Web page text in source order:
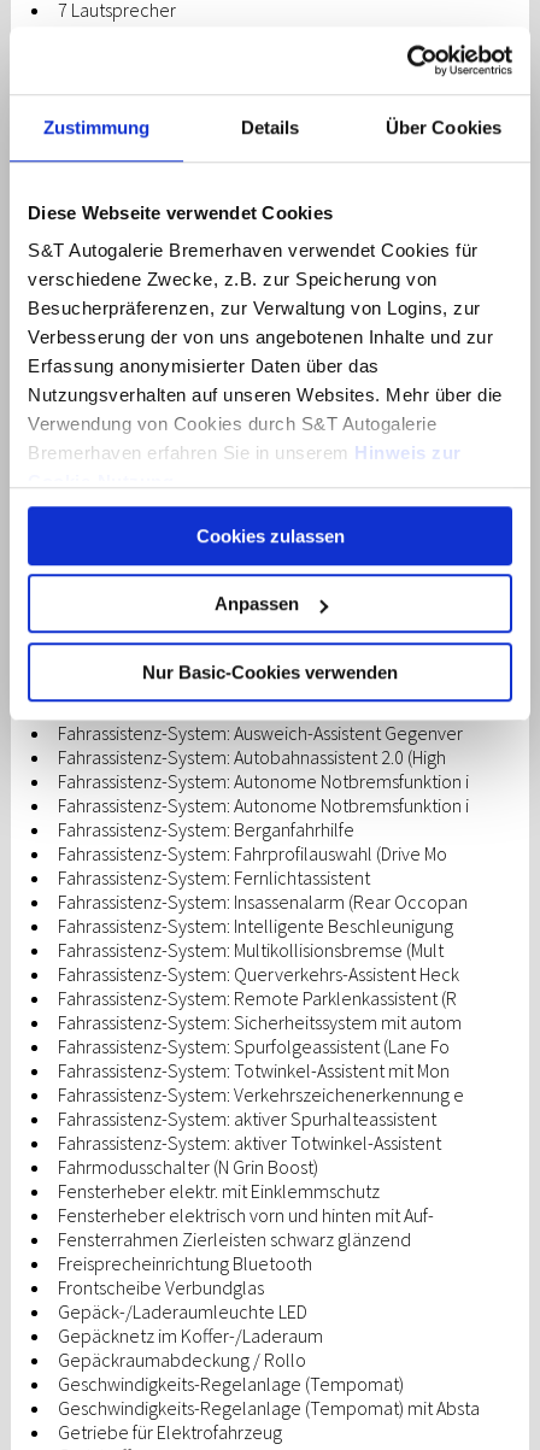
Zustimmung Details Über Cookies
Diese Webseite verwendet Cookies
S&T Autogalerie Bremerhaven verwendet Cookies für
verschiedene Zwecke, z.B. zur Speicherung von
Besucherpräferenzen, zur Verwaltung von Logins, zur
Verbesserung der von uns angebotenen Inhalte und zur
Erfassung anonymisierter Daten über das
Nutzungsverhalten auf unseren Websites. Mehr über die
Verwendung von Cookies durch S&T Autogalerie
Bremerhaven erfahren Sie in unserem Hinweis zur
Über dieses Banner können Sie auswählen, welche
Cookies von dieser Website Sie akzeptieren möchten.
Bitte beachten Sie, dass die Deaktivierung von Cookies
dazu führen kann, dass einige Inhalte der Website anders
Computer oder Gerät ermöglicht es Ihnen
Cookies automatisch abzulehnen. Mehr Informationen
erhalten Sie in unserer Datenschutzerklärung.
Cookies zulassen
Anpassen
Nur Basic-Cookies verwenden
7 Lautsprecher
Aktives Bremslicht (ESS)
Akustikglas Türscheiben seitlich
Ambiente-Beleuchtung
Anti-Blockier-System (ABS)
Antriebsart: Allradantrieb
Audiosystem: Radio RDS
Außenspiegel Oberschale schwarz (Hochglanz)
Außenspiegel Unterschale schwarz lackiert
Außenspiegel elektr. anklappbar
Außenspiegel elektr. verstell- und heizbar beide
Batterieheizsystem
Blinkleuchten LED in Außenspiegel integriert
Bremsscheiben vorn / hinten: 400 mm / 360 mm
Differentialsperre (Hinterachse) elektrisch (e-LS
Einparkhilfe seitlich
Elektromotor 448 kW / Boost 478 kW (cont. 159 kW
Elektron. Stabilitätskontrolle (ESC) mit Bremsass
Fahrassistenz-System: Aufmerksamkeits-Assistent
Fahrassistenz-System: Ausstiegswarnung
Fahrassistenz-System: Ausweich-Assistent (Evasive
Fahrassistenz-System: Ausweich-Assistent Gegenver
Fahrassistenz-System: Autobahnassistent 2.0 (High
Fahrassistenz-System: Autonome Notbremsfunktion i
Fahrassistenz-System: Autonome Notbremsfunktion i
Fahrassistenz-System: Berganfahrhilfe
Fahrassistenz-System: Fahrprofilauswahl (Drive Mo
Fahrassistenz-System: Fernlichtassistent
Fahrassistenz-System: Insassenalarm (Rear Occopan
Fahrassistenz-System: Intelligente Beschleunigung
Fahrassistenz-System: Multikollisionsbremse (Mult
Fahrassistenz-System: Querverkehrs-Assistent Heck
Fahrassistenz-System: Remote Parklenkassistent (R
Fahrassistenz-System: Sicherheitssystem mit autom
Fahrassistenz-System: Spurfolgeassistent (Lane Fo
Fahrassistenz-System: Totwinkel-Assistent mit Mon
Fahrassistenz-System: Verkehrszeichenerkennung e
Fahrassistenz-System: aktiver Spurhalteassistent
Fahrassistenz-System: aktiver Totwinkel-Assistent
Fahrmodusschalter (N Grin Boost)
Fensterheber elektr. mit Einklemmschutz
Fensterheber elektrisch vorn und hinten mit Auf-
Fensterrahmen Zierleisten schwarz glänzend
Freisprecheinrichtung Bluetooth
Frontscheibe Verbundglas
Gepäck-/Laderaumleuchte LED
Gepäcknetz im Koffer-/Laderaum
Gepäckraumabdeckung / Rollo
Geschwindigkeits-Regelanlage (Tempomat)
Geschwindigkeits-Regelanlage (Tempomat) mit Absta
Getriebe für Elektrofahrzeug